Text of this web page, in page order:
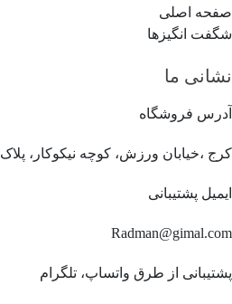
صفحه اصلی
شگفت انگیزها
نشانی ما
آدرس فروشگاه
کرج ،خیابان ورزش، کوچه نیکوکار، پلاک۸
ایمیل پشتیبانی
Radman@gimal.com
پشتیبانی از طرق واتساپ، تلگرام